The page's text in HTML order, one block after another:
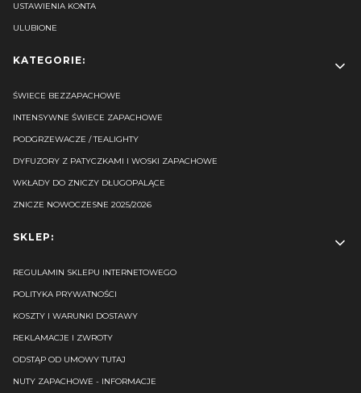
USTAWIENIA KONTA
ULUBIONE
KATEGORIE:
ŚWIECE BEZZAPACHOWE
INTENSYWNE ŚWIECE ZAPACHOWE
PODGRZEWACZE / TEALIGHTY
DYFUZORY Z PATYCZKAMI I WOSKI ZAPACHOWE
WKŁADY DO ZNICZY DŁUGOPALĄCE
ZNICZE NOWOCZESNE 2025/2026
SKLEP:
REGULAMIN SKLEPU INTERNETOWEGO
POLITYKA PRYWATNOŚCI
KOSZTY I WARUNKI DOSTAWY
REKLAMACJE I ZWROTY
ODSTĄP OD UMOWY TUTAJ
NUTY ZAPACHOWE - INFORMACJE